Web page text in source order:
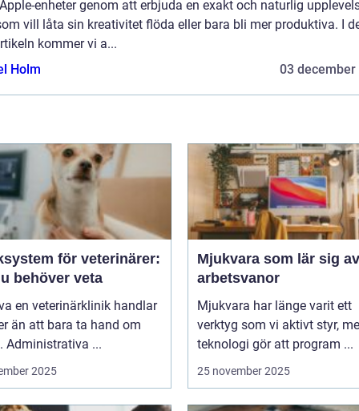
enheter genom att erbjuda en exakt och naturlig
vill låta sin kreativitet flöda eller bara bli mer produktiva. I
kommer vi a...
Holm
03 december
för veterinärer:
behöver veta
en veterinärklinik handlar
än att bara ta hand om
Administrativa ...
2025
Mjukvara som lär sig
arbetsvanor
Mjukvara har länge varit ett
verktyg som vi aktivt styr,
teknologi gör att program ...
25 november 2025